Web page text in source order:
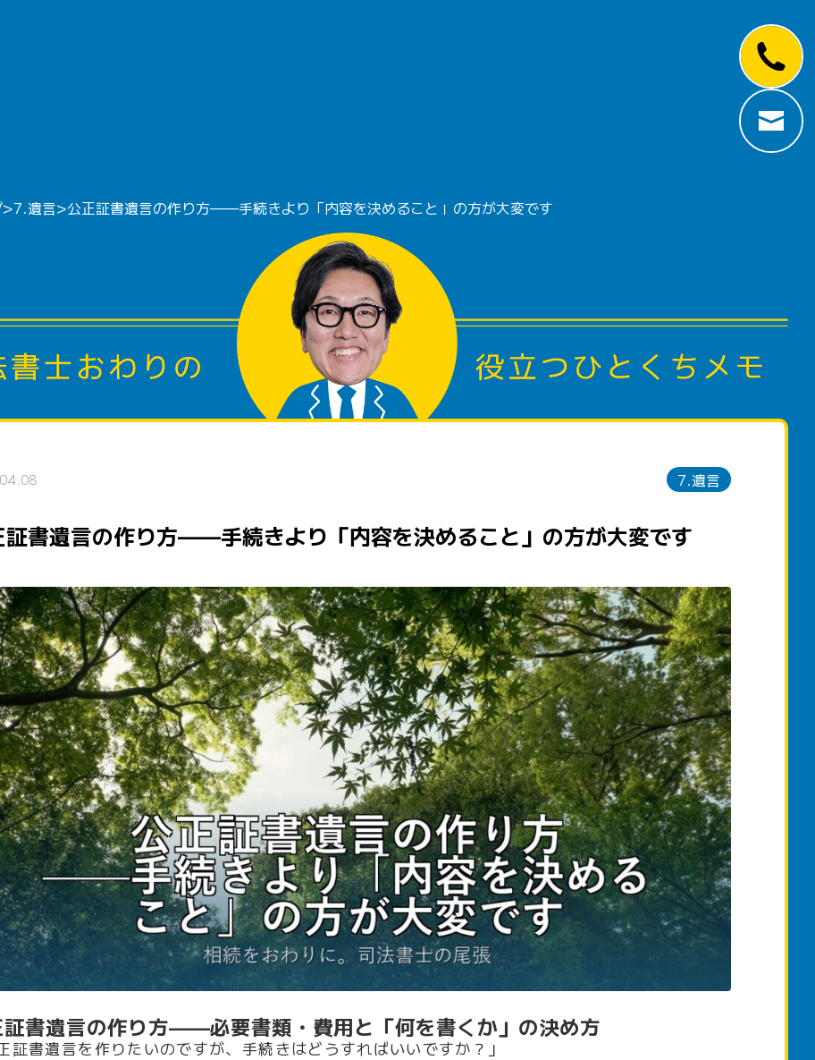
>7.遺言>公正証書遺言の作り方——手続きより「内容を決めること」の方が大変です
7.遺言
証書遺言の作り方——手続きより「内容を決めること」の方が大変です
証書遺言の作り方——必要書類・費用と「何を書くか」の決め方
証書遺言を作りたいのですが、手続きはどうすればいいですか？」